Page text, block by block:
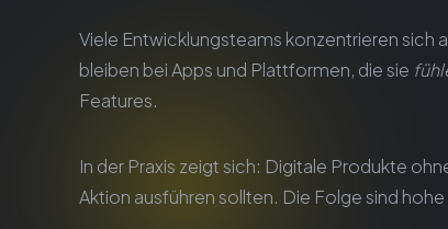
Viele Entwicklungsteams konzentrieren sich
bleiben bei Apps und Plattformen, die sie
Features.
In der Praxis zeigt sich: Digitale Produkte
Aktion ausführen sollten. Die Folge sind